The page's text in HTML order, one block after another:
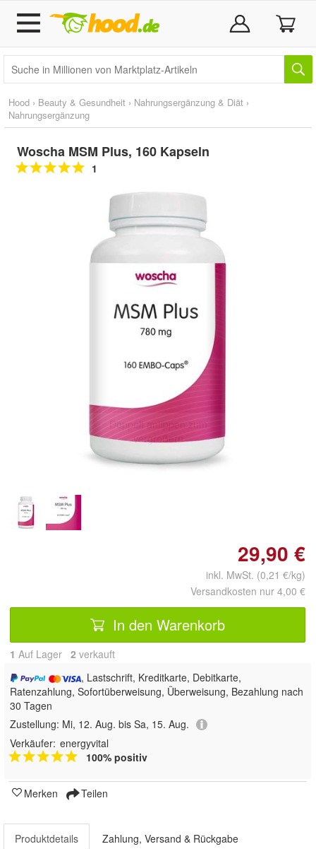
Hood › Beauty & Gesundheit › Nahrungsergänzung & Diät ›
Nahrungsergänzung
Woscha MSM Plus, 160 Kapseln
1
Doppelt antippen zum
vergrößern
29,90 €
inkl. MwSt. (0,21 €/kg)
Versandkosten nur 4,00 €
In den Warenkorb
1 Auf Lager 2 verkauft
, Lastschrift, Kreditkarte, Debitkarte,
Ratenzahlung, Sofortüberweisung, Überweisung, Bezahlung nach
30 Tagen
Zustellung: Mi, 12. Aug. bis Sa, 15. Aug.
Verkäufer: energyvital
100% positiv
Merken Teilen
Produktdetails Zahlung, Versand & Rückgabe